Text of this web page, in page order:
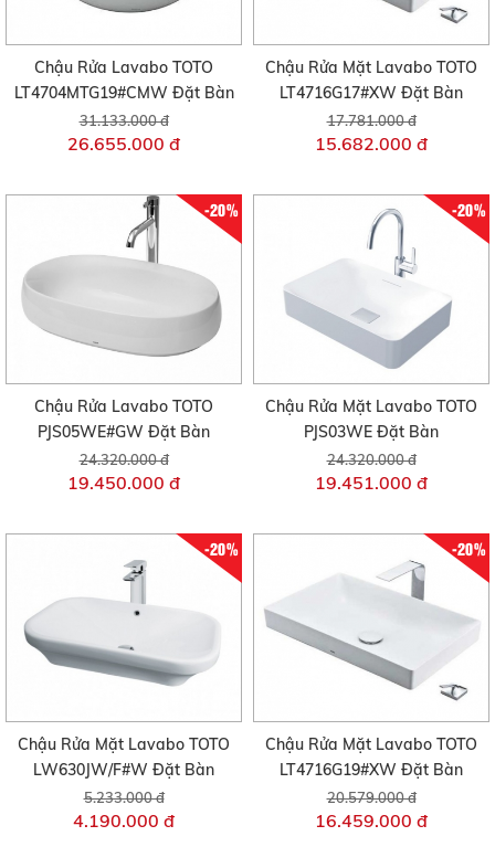
Chậu Rửa Lavabo TOTO
LT4704MTG19#CMW Đặt Bàn
31.133.000 đ
26.655.000 đ
Chậu Rửa Mặt Lavabo TOTO
LT4716G17#XW Đặt Bàn
17.781.000 đ
15.682.000 đ
-20%
Chậu Rửa Lavabo TOTO
PJS05WE#GW Đặt Bàn
24.320.000 đ
19.450.000 đ
-20%
Chậu Rửa Mặt Lavabo TOTO
PJS03WE Đặt Bàn
24.320.000 đ
19.451.000 đ
-20%
Chậu Rửa Mặt Lavabo TOTO
LW630JW/F#W Đặt Bàn
5.233.000 đ
4.190.000 đ
-20%
Chậu Rửa Mặt Lavabo TOTO
LT4716G19#XW Đặt Bàn
20.579.000 đ
16.459.000 đ